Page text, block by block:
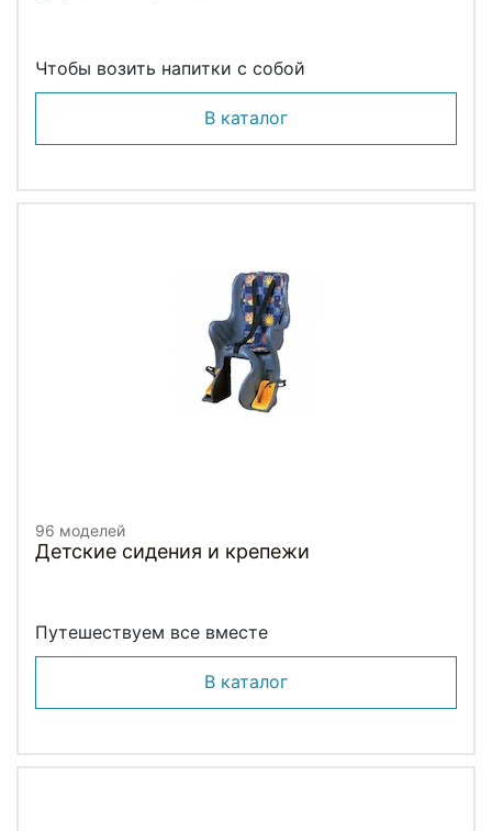
Чтобы возить напитки с собой
В каталог
96 моделей
Детские сидения и крепежи
Путешествуем все вместе
В каталог